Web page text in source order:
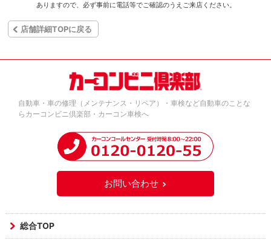
ありますので、必ず事前に電話等でご確認のうえご来店ください。
店舗詳細TOPに戻る
自動車・車の修理（メンテナンス・リペア）・車検など自動車のことな
らカーコンビニ倶楽部・カーコン車検へ
お問い合わせ
総合TOP